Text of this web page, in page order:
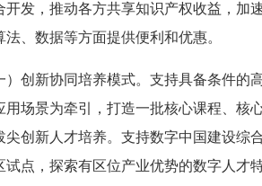
开发，推动各方共享知识产权收益，加
法、数据等方面提供便利和优惠。
）创新协同培养模式。支持具备条件
用场景为牵引，打造一批核心课程、核
尖创新人才培养。支持数字中国建设综
试点，探索有区位产业优势的数字人才